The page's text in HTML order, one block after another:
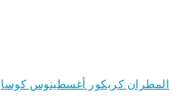
المطران كريكور أغسطينوس كوسا